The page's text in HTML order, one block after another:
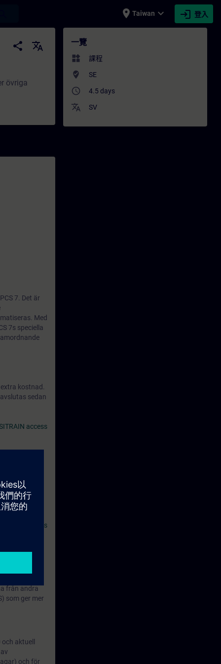
place Taiwan expand_more login 登入
| SITRAIN
share
translate
övriga
7. Det är
Med
7s speciella
kostnad.
sedan
access
i
som en
for Beginners
från andra
som ger mer
aktuell
och för
一覽
widgets 課程
where_to_vote SE
access_time 4.5 days
translate SV